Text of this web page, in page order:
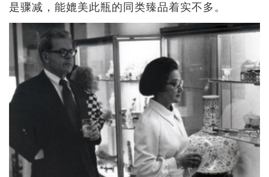
是骤减，能媲美此瓶的同类臻品着实不多。